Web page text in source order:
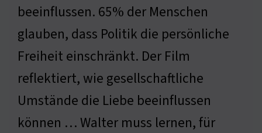
beeinflussen. 65% der Menschen
glauben, dass Politik die persönliche
Freiheit einschränkt. Der Film
reflektiert, wie gesellschaftliche
Umstände die Liebe beeinflussen
können … Walter muss lernen, für